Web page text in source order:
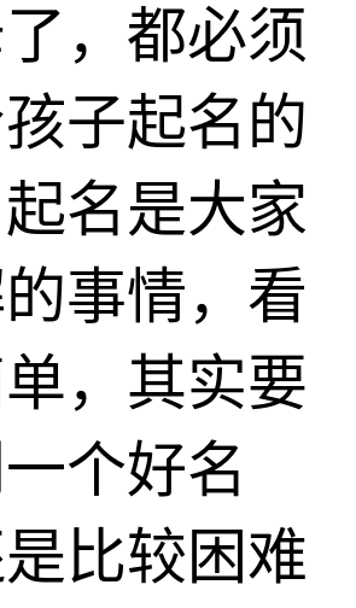
，都必须
子起名的
名是大家
事情，看
，其实要
个好名
比较困难